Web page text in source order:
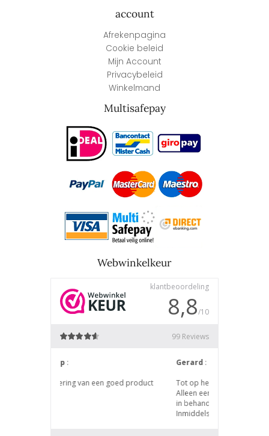
account
Afrekenpagina
Cookie beleid
Mijn Account
Privacybeleid
Winkelmand
Multisafepay
Webwinkelkeur